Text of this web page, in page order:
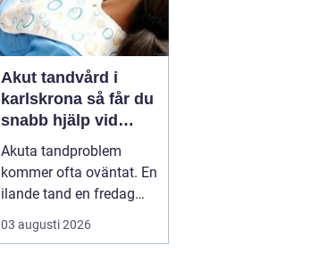
Akut tandvård i
karlskrona så får du
snabb hjälp vid
tandvärk och skador
Akuta tandproblem
kommer ofta oväntat. En
ilande tand en fredag
kväll, en svullnad som
blir värre över natten
03 augusti 2026